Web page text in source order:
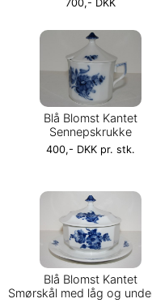
700,- DKK
Blå Blomst Kantet
Sennepskrukke
400,- DKK pr. stk.
Blå Blomst Kantet
Smørskål med låg og